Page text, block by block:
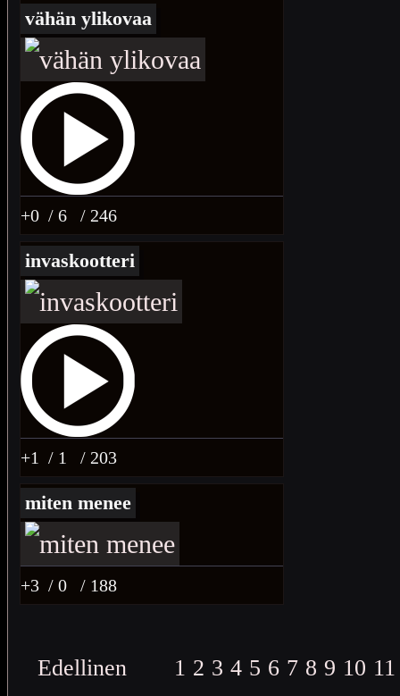
vähän ylikovaa
+0 / 6 / 246
invaskootteri
+1 / 1 / 203
miten menee
+3 / 0 / 188
Edellinen 1 2 3 4 5 6 7 8 9 10 11